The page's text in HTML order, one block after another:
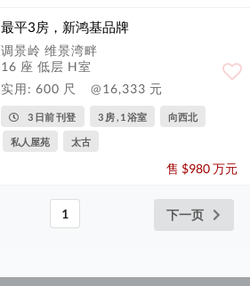
最平3房，新鸿基品牌
调景岭 维景湾畔
16 座 低层 H室
实用: 600 尺
@16,333 元
3 日前 刊登 3 房 , 1 浴室 向西北
私人屋苑 太古
售 $980 万元
1 下一页